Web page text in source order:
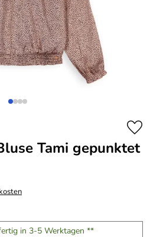
Tami gepunktet
in 3-5 Werktagen **